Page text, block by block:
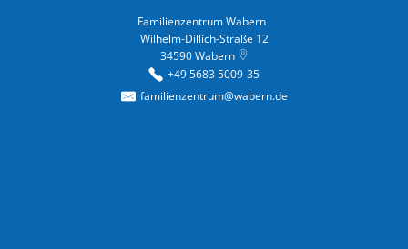
Familienzentrum Wabern
Wilhelm-Dillich-Straße 12
34590 Wabern
+49 5683 5009-35
familienzentrum@wabern.de